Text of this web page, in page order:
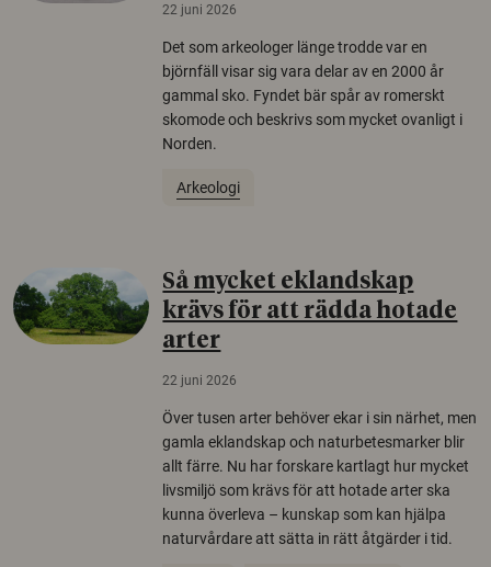
22 juni 2026
Det som arkeologer länge trodde var en
björnfäll visar sig vara delar av en 2000 år
gammal sko. Fyndet bär spår av romerskt
skomode och beskrivs som mycket ovanligt i
Norden.
Arkeologi
Så mycket eklandskap
krävs för att rädda hotade
arter
22 juni 2026
Över tusen arter behöver ekar i sin närhet, men
gamla eklandskap och naturbetesmarker blir
allt färre. Nu har forskare kartlagt hur mycket
livsmiljö som krävs för att hotade arter ska
kunna överleva – kunskap som kan hjälpa
naturvårdare att sätta in rätt åtgärder i tid.